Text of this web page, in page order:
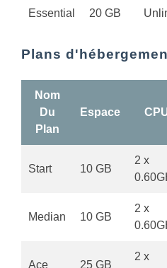
Essential 20 GB
Plans
Nom
Du
Plan
Espace
Start 10 GB
2 x
Median 10 GB
2 x
Ace 25 GB
2 x